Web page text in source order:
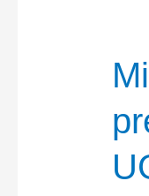
SP
A-
UGV